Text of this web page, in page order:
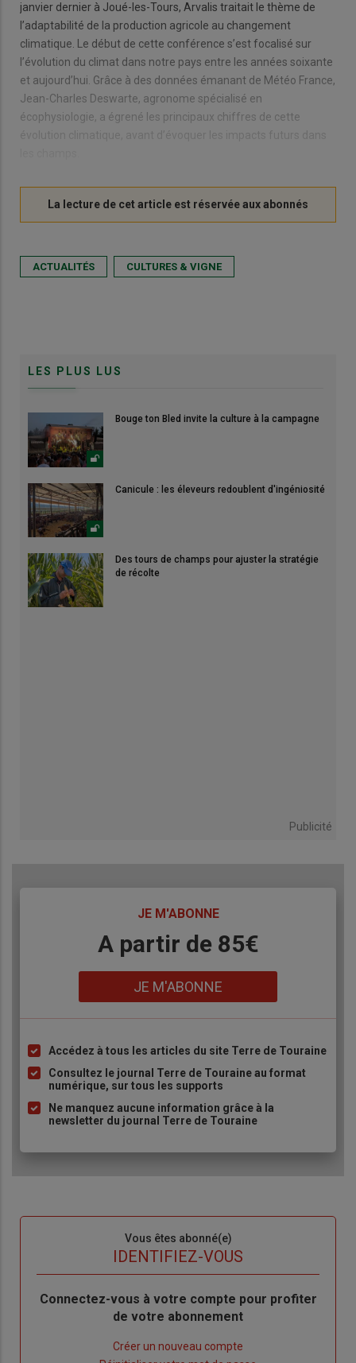
janvier dernier à Joué-les-Tours, Arvalis traitait le thème de
l’adaptabilité de la production agricole au changement
climatique. Le début de cette conférence s’est focalisé sur
l’évolution du climat dans notre pays entre les années soixante
et aujourd’hui. Grâce à des données émanant de Météo France,
Jean-Charles Deswarte, agronome spécialisé en
écophysiologie, a égrené les principaux chiffres de cette
évolution climatique, avant d’évoquer les impacts futurs dans
ACTUALITÉS CULTURES & VIGNE
LES PLUS LUS
Bouge ton Bled invite la culture à la campagne
Canicule : les éleveurs redoublent d'ingéniosité
Des tours de champs pour ajuster la stratégie
de récolte
Publicité
JE M'ABONNE
A partir de 85€
JE M'ABONNE
Liste
à
puce
Accédez à tous les articles du site Terre de Touraine
Consultez le journal Terre de Touraine au format
numérique, sur tous les supports
Ne manquez aucune information grâce à la
newsletter du journal Terre de Touraine
Vous êtes abonné(e)
IDENTIFIEZ-VOUS
Body
Connectez-vous à votre compte pour profiter
de votre abonnement
Créer un nouveau compte